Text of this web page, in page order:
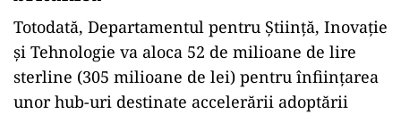
Totodată, Departamentul pentru Știință, Inovație
și Tehnologie va aloca 52 de milioane de lire
sterline (305 milioane de lei) pentru înființarea
unor hub-uri destinate accelerării adoptării